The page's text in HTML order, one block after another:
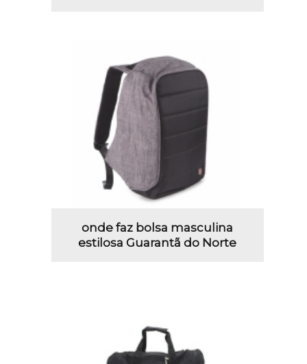
onde faz bolsa masculina
estilosa Guarantã do Norte